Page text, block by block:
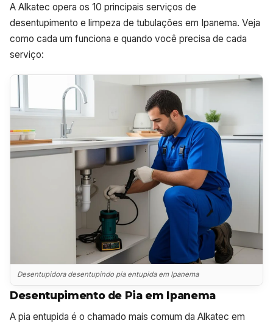
A Alkatec opera os 10 principais serviços de
desentupimento e limpeza de tubulações em Ipanema. Veja
como cada um funciona e quando você precisa de cada
serviço:
Desentupidora desentupindo pia entupida em Ipanema
Desentupimento de Pia em Ipanema
A pia entupida é o chamado mais comum da Alkatec em